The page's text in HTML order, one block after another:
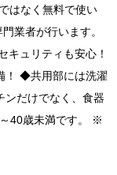
はなく無料で使い
業者が行います。
ュリティも安心！
！ ◆共用部には洗濯
ンだけでなく、食器
40歳未満です。 ※